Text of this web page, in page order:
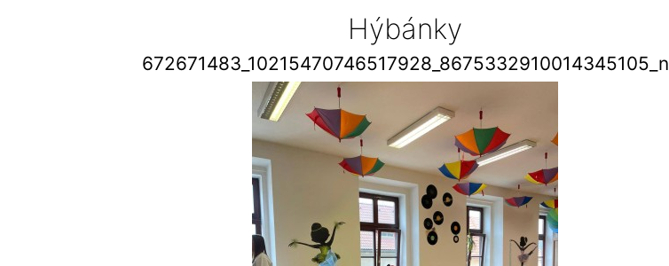
Hýbánky
672671483_10215470746517928_8675332910014345105_n